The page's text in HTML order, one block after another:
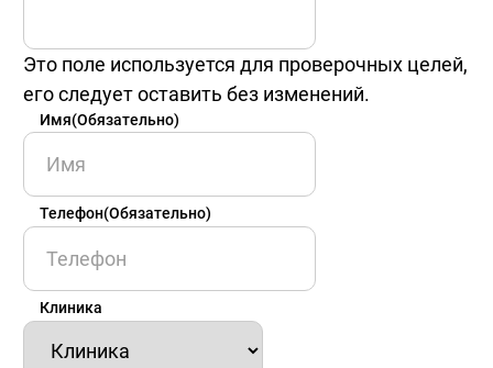
Это поле используется для проверочных целей,
его следует оставить без изменений.
Имя(Обязательно)
Имя
Телефон(Обязательно)
Клиника